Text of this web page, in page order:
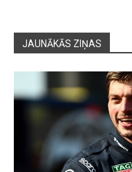
JAUNĀKĀS ZIŅAS